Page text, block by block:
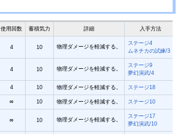
使用回数 蓄積気力 詳細 入手方法
4 10 物理ダメージを軽減する。
ステージ4
ムネチカの試練/3
4 10 物理ダメージを軽減する。
ステージ9
夢幻演武/4
4 10 物理ダメージを軽減する。 ステージ18
∞ 10 物理ダメージを軽減する。 ステージ10
∞ 10 物理ダメージを軽減する。
ステージ17
夢幻演武/10